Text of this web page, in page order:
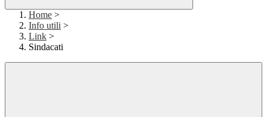
Home >
Info utili >
Link >
Sindacati